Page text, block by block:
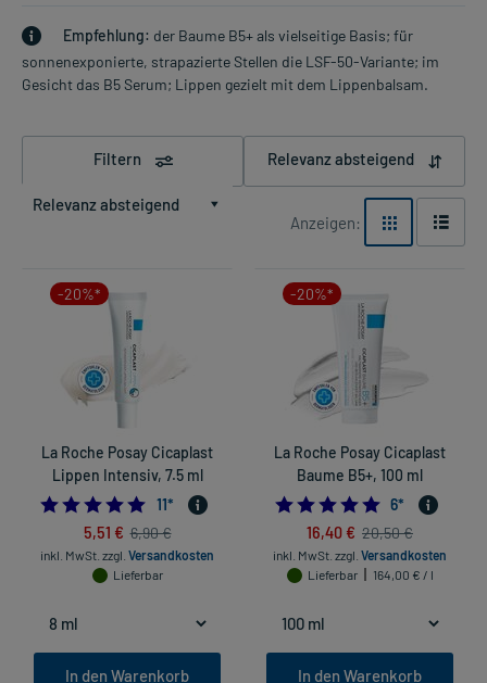
Empfehlung: der Baume B5+ als vielseitige Basis; für
sonnenexponierte, strapazierte Stellen die LSF-50-Variante; im
Gesicht das B5 Serum; Lippen gezielt mit dem Lippenbalsam.
Filtern Relevanz absteigend
Relevanz absteigend
Anzeigen:
-20%*
La Roche Posay Cicaplast
Lippen Intensiv, 7.5 ml
4.909090909090909
11*
5,51 € 6,90 €
inkl. MwSt. zzgl. Versandkosten
Lieferbar
In den Warenkorb
-20%*
La Roche Posay Cicaplast
Baume B5+, 100 ml
5.0
6*
16,40 € 20,50 €
inkl. MwSt. zzgl. Versandkosten
Lieferbar
164,00 € / l
In den Warenkorb